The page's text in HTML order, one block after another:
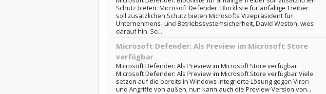
Schutz bieten: Microsoft Defender: Blockliste für anfällige Treiber
soll zusätzlichen Schutz bieten Microsofts Vizepräsident für
Unternehmens- und Betriebssystemsicherheit, David Weston, wies
darauf hin. So...
Microsoft Defender: Als Preview im Microsoft Store
verfügbar
Microsoft Defender: Als Preview im Microsoft Store verfügbar:
Microsoft Defender: Als Preview im Microsoft Store verfügbar Viele
setzen auf die bereits in Windows integrierte Lösung gegen Viren
und Angriffe von außen, nun kann auch die Preview-Version von...